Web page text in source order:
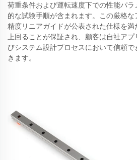
荷重条件および運転速度下での性能パ
的な試験手順が含まれます。この厳格
精度リニアガイドが公表された仕様を
上回ることが保証され、顧客は自社アプ
びシステム設計プロセスにおいて信頼
きます。